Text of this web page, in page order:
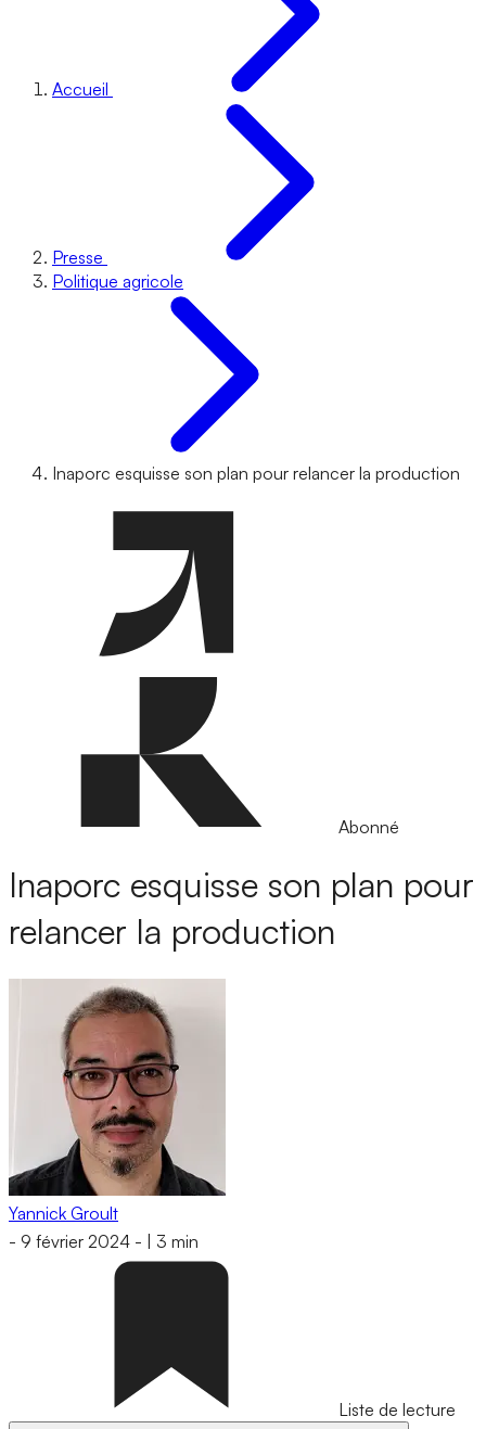
Accueil
Presse
Politique agricole
Inaporc esquisse son plan pour relancer la production
Abonné
Inaporc esquisse son plan pour
relancer la production
Yannick Groult
- 9 février 2024 - 3 min
Liste de lecture